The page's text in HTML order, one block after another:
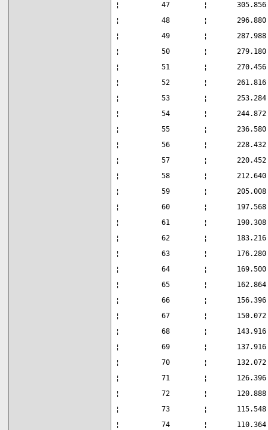
¦          47        ¦
¦          48        ¦
¦          49        ¦
¦          50        ¦
¦          51        ¦
¦          52        ¦
¦          53        ¦
¦          54        ¦
¦          55        ¦
¦          56        ¦
¦          57        ¦
¦          58        ¦
¦          59        ¦
¦          60        ¦
¦          61        ¦
¦          62        ¦
¦          63        ¦
¦          64        ¦
¦          65        ¦
¦          66        ¦
¦          67        ¦
¦          68        ¦
¦          69        ¦
¦          70        ¦
¦          71        ¦
¦          72        ¦
¦          73        ¦
¦          74        ¦